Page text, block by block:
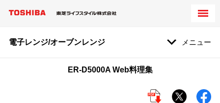
電子レンジ/オーブンレンジ メニュー
ER-D5000A Web料理集